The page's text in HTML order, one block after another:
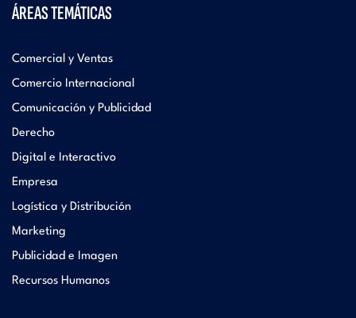
ÁREAS TEMÁTICAS
Comercial y Ventas
Comercio Internacional
Comunicación y Publicidad
Derecho
Digital e Interactivo
Empresa
Logística y Distribución
Marketing
Publicidad e Imagen
Recursos Humanos